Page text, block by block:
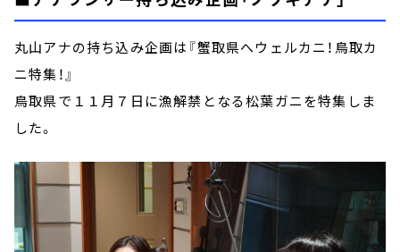
丸山アナの持ち込み企画は『蟹取県へウェルカニ！鳥取カ
ニ特集！』
鳥取県で１１月７日に漁解禁となる松葉ガニを特集しま
した。